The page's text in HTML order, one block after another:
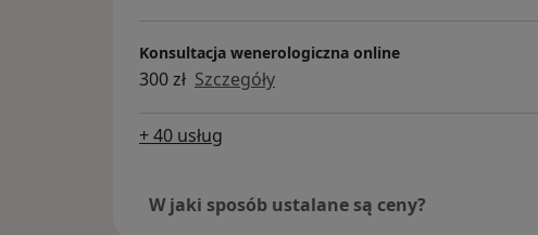
Konsultacja wenerologiczna online
300 zł Szczegóły
+ 40 usług
W jaki sposób ustalane są ceny?